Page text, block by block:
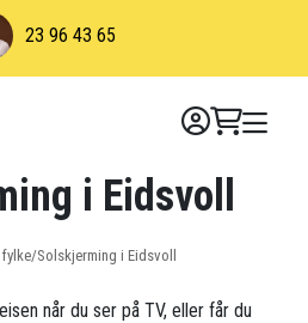
23 96 43 65
i Eidsvoll
/Solskjerming i Eidsvoll
når du ser på TV, eller får du